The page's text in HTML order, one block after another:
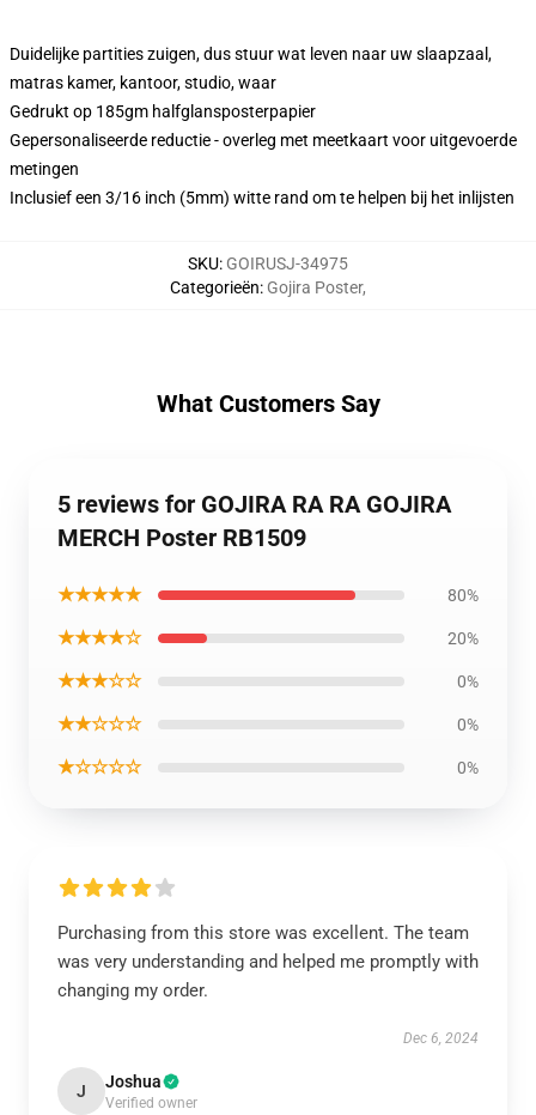
Duidelijke partities zuigen, dus stuur wat leven naar uw slaapzaal,
matras kamer, kantoor, studio, waar
Gedrukt op 185gm halfglansposterpapier
Gepersonaliseerde reductie - overleg met meetkaart voor uitgevoerde
metingen
Inclusief een 3/16 inch (5mm) witte rand om te helpen bij het inlijsten
SKU: GOIRUSJ-34975
Categorieën: Gojira Poster,
What Customers Say
5 reviews for GOJIRA RA RA GOJIRA
MERCH Poster RB1509
★★★★★ 80%
★★★★☆ 20%
★★★☆☆ 0%
★★☆☆☆ 0%
★☆☆☆☆ 0%
Purchasing from this store was excellent. The team
was very understanding and helped me promptly with
changing my order.
Dec 6, 2024
J Joshua
Verified owner